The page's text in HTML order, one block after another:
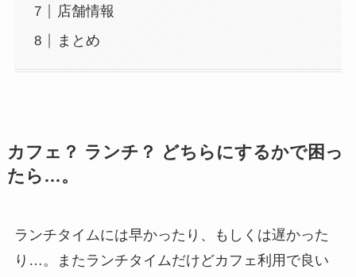
店舗情報
まとめ
カフェ？ ランチ？ どちらにするかで困っ
たら…。
ランチタイムには早かったり、もしくは遅かった
り…。またランチタイムだけどカフェ利用で良い